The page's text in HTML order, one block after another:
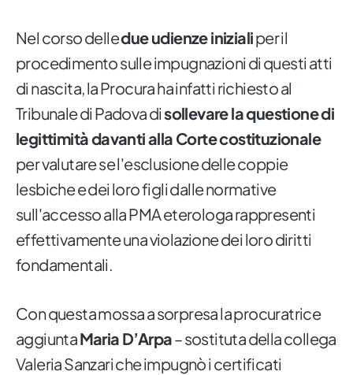
Nel corso delledue udienze inizialiper il
procedimento sulle impugnazioni di questi atti
di nascita, la Procura ha infatti richiesto al
Tribunale di Padova disollevare la questione di
legittimità davanti alla Corte costituzionale
per valutare se l'esclusione delle coppie
lesbiche e dei loro figli dalle normative
sull'accesso alla PMA eterologa rappresenti
effettivamente una violazione dei loro diritti
fondamentali.
Con questa mossa a sorpresa la procuratrice
aggiuntaMaria D’Arpa– sostituta della collega
Valeria Sanzari che impugnò i certificati